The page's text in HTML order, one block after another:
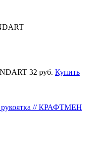
32 руб. Купить
рукоятка // КРАФТМЕН